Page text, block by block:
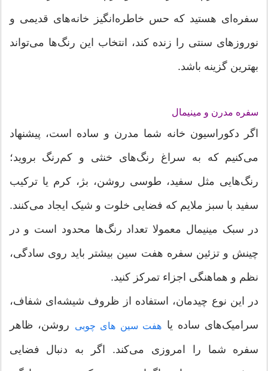
سفره‌ای هستید که حس خاطره‌انگیز خانه‌های قدیمی و
نوروزهای سنتی را زنده کند، انتخاب این رنگ‌ها می‌تواند
بهترین گزینه باشد.
سفره مدرن و مینیمال
اگر دکوراسیون خانه‌ شما مدرن و ساده است، پیشنهاد
می‌کنیم که به سراغ رنگ‌های خنثی و کم‌رنگ بروید؛
رنگ‌هایی مثل سفید، طوسی روشن، بژ، کرم یا ترکیب
سفید با سبز ملایم که فضایی خلوت و شیک ایجاد می‌کنند.
در سبک مینیمال معمولا تعداد رنگ‌ها محدود است و در
چینش و تزئین سفره هفت سین بیشتر باید روی سادگی،
نظم و هماهنگی اجزاء تمرکز کنید.
در این نوع چیدمان، استفاده از ظروف شیشه‌ای شفاف،
سرامیک‌های ساده یا هفت سین های چوبی روشن، ظاهر
سفره شما را امروزی می‌کند. اگر به دنبال فضایی